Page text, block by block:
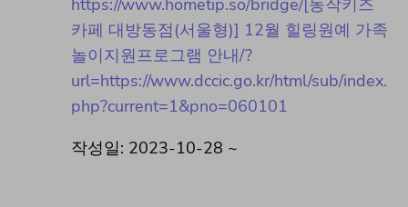
https://www.hometip.so/bridge/[동작키즈
카페 대방동점(서울형)] 12월 힐링원예 가족
놀이지원프로그램 안내/?
url=https://www.dccic.go.kr/html/sub/index.
php?current=1&pno=060101
작성일: 2023-10-28 ~